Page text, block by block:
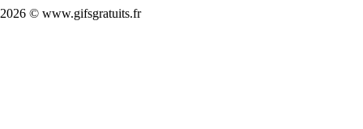
2026 © www.gifsgratuits.fr